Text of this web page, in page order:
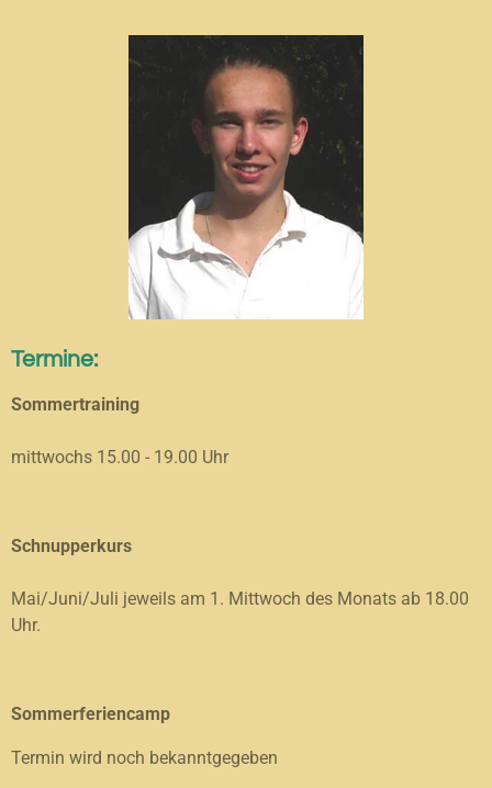
Termine:
Sommertraining
mittwochs 15.00 - 19.00 Uhr
Schnupperkurs
Mai/Juni/Juli jeweils am 1. Mittwoch des Monats ab 18.00
Uhr.
Sommerferiencamp
Termin wird noch bekanntgegeben